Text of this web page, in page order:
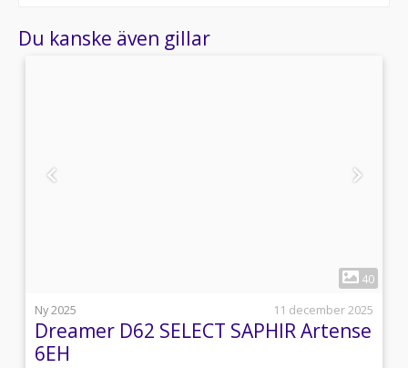
Du kanske även gillar
40
Ny 2025
11 december 2025
Dreamer D62 SELECT SAPHIR Artense
6EH